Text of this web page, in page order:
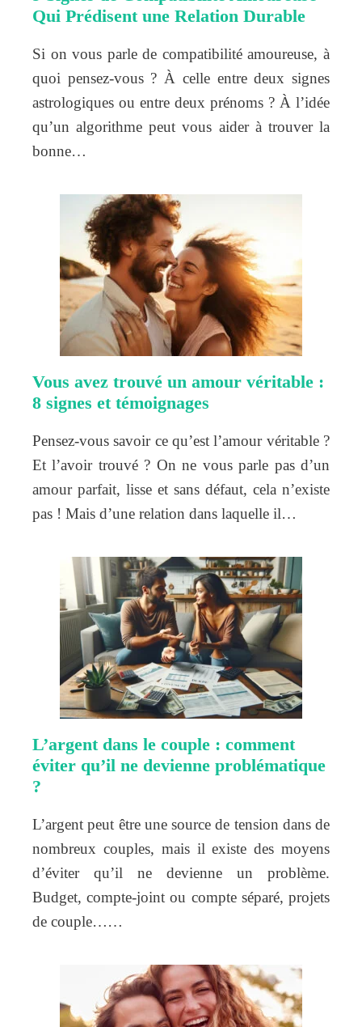
Qui Prédisent une Relation Durable
Si on vous parle de compatibilité amoureuse, à
quoi pensez-vous ? À celle entre deux signes
astrologiques ou entre deux prénoms ? À l’idée
qu’un algorithme peut vous aider à trouver la
bonne…
Vous avez trouvé un amour véritable :
8 signes et témoignages
Pensez-vous savoir ce qu’est l’amour véritable ?
Et l’avoir trouvé ? On ne vous parle pas d’un
amour parfait, lisse et sans défaut, cela n’existe
pas ! Mais d’une relation dans laquelle il…
L’argent dans le couple : comment
éviter qu’il ne devienne problématique
?
L’argent peut être une source de tension dans de
nombreux couples, mais il existe des moyens
d’éviter qu’il ne devienne un problème.
Budget, compte-joint ou compte séparé, projets
de couple……